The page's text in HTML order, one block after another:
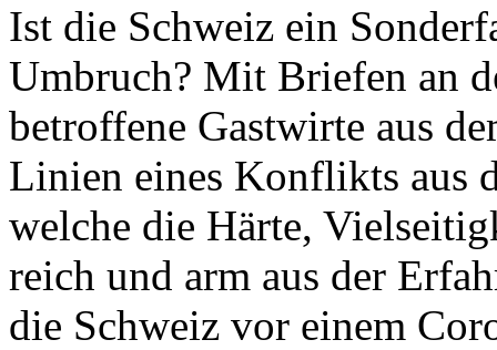
Ist die Schweiz ein
Umbruch? Mit Briefen an
betroffene Gastwirte aus
Linien eines Konflikts aus
welche die Härte,
reich und arm aus der
die Schweiz vor einem